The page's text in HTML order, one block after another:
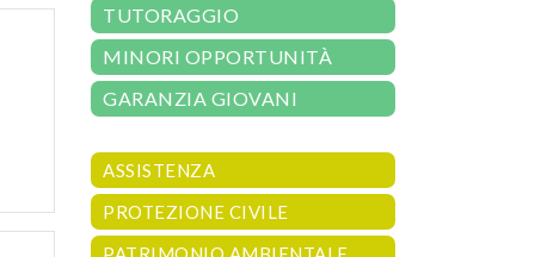
TUTORAGGIO
MINORI OPPORTUNITÀ
GARANZIA GIOVANI
ASSISTENZA
PROTEZIONE CIVILE